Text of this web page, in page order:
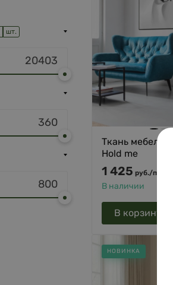
шт.
Ткань
Hold me
1 425 руб./пог.м
В наличии
В корзину
НОВИНКА